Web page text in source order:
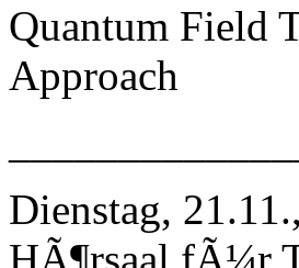
Quantum Field
Approach
Dienstag,